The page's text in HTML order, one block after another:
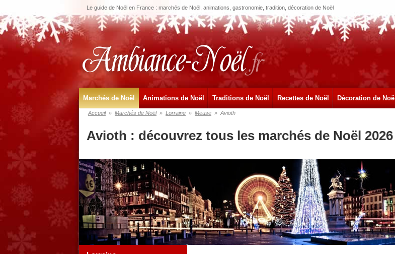
Le guide de Noël en France : marchés de Noël, animations, gastronomie, tradition, décoration de Noël
Marchés de Noël Animations de Noël Traditions de Noël Recettes de Noël Décoration de Noël
Accueil » Marchés de Noël » Lorraine » Meuse » Avioth
Avioth : découvrez tous les marchés de Noël 2026